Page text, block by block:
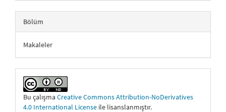
Bölüm
Makaleler
Bu çalışma Creative Commons Attribution-NoDerivatives
4.0 International License ile lisanslanmıştır.